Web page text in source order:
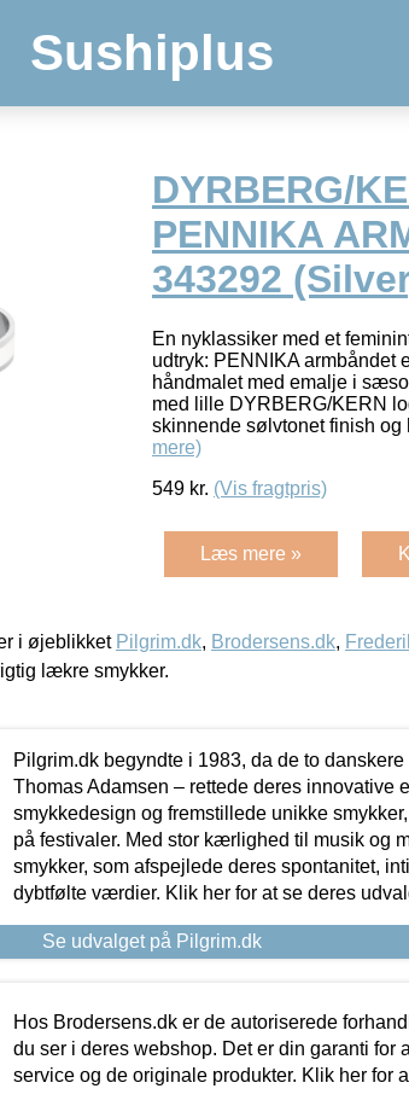
Sushiplus
DYRBERG/
PENNIKA
343292
En nyklassiker med et
udtryk: PENNIKA armbåndet
håndmalet med emalje i
med lille DYRBERG/KERN
skinnende sølvtonet finish og
mere)
549 kr. (Vis fragtpris)
Læs mere »
i øjeblikket Pilgrim.dk, Brodersens.dk,
lækre smykker.
Pilgrim.dk begyndte i 1983, da de to
Thomas Adamsen – rettede deres innovative
smykkedesign og fremstillede unikke
på festivaler. Med stor kærlighed til musik og
smykker, som afspejlede deres spontanitet,
dybtfølte værdier. Klik her for at se deres
Se udvalget på Pilgrim.dk
Hos Brodersens.dk er de autoriserede
du ser i deres webshop. Det er din garanti for
service og de originale produkter. Klik her for